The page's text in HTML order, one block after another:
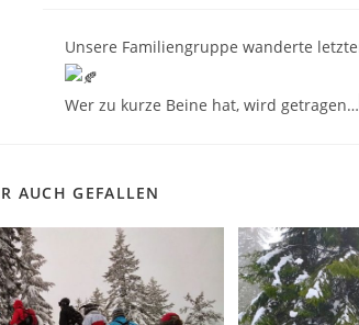
Unsere Familiengruppe wanderte
Wer zu kurze Beine hat, wird getragen…
AUCH GEFALLEN